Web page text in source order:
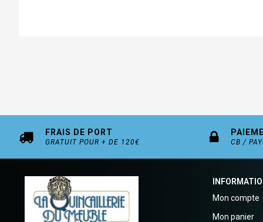
FRAIS DE PORT
GRATUIT POUR + DE 120€ CB /
Mon compte
Mon panier